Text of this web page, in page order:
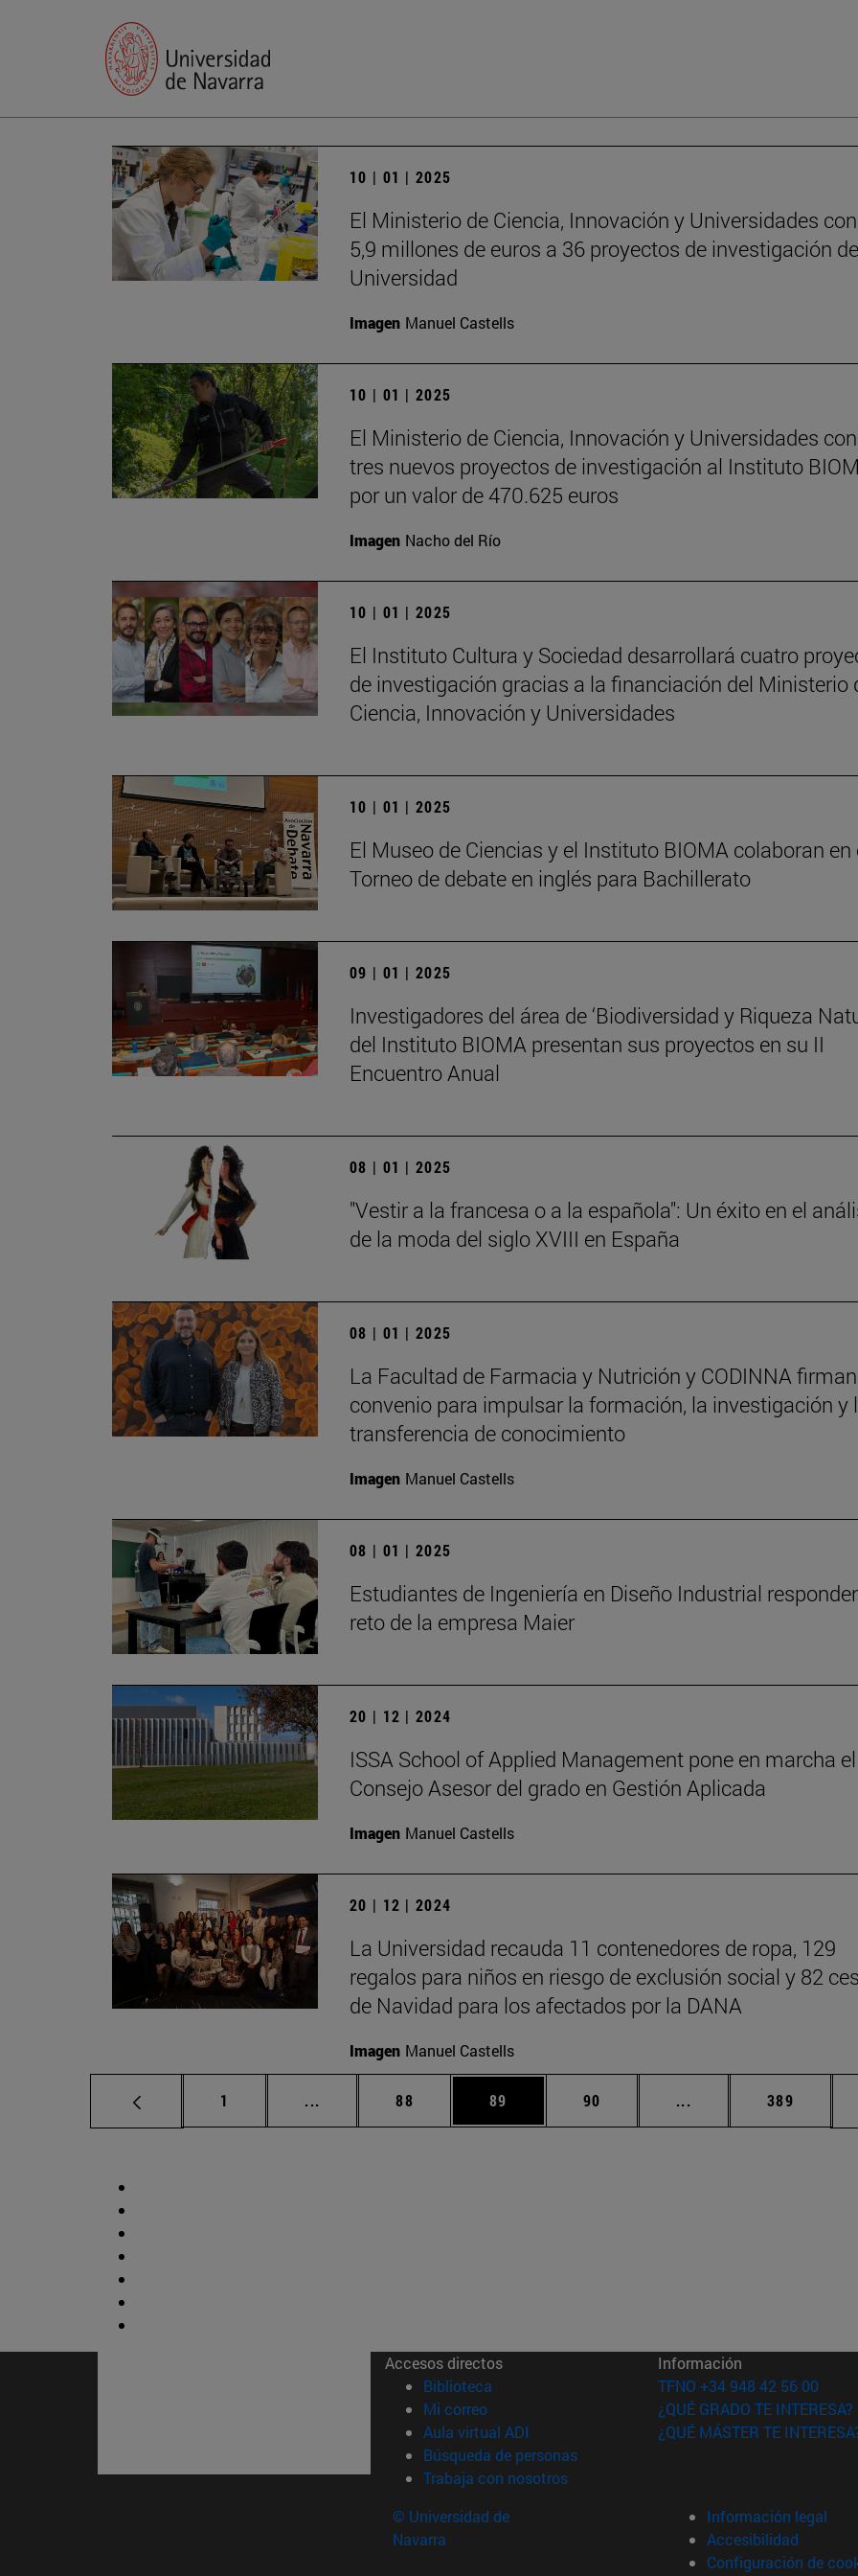
10 | 01 | 2025
El Ministerio de Ciencia, Innovación y Universidades
5,9 millones de euros a 36 proyectos de investigación
Universidad
Imagen Manuel Castells
10 | 01 | 2025
El Ministerio de Ciencia, Innovación y Universidades
tres nuevos proyectos de investigación al Instituto
por un valor de 470.625 euros
Imagen Nacho del Río
10 | 01 | 2025
El Instituto Cultura y Sociedad desarrollará cuatro
de investigación gracias a la financiación del Ministerio
Ciencia, Innovación y Universidades
10 | 01 | 2025
El Museo de Ciencias y el Instituto BIOMA colaboran en
Torneo de debate en inglés para Bachillerato
09 | 01 | 2025
Investigadores del área de ‘Biodiversidad y Riqueza
del Instituto BIOMA presentan sus proyectos en su II
Encuentro Anual
08 | 01 | 2025
"Vestir a la francesa o a la española": Un éxito en el
de la moda del siglo XVIII en España
08 | 01 | 2025
La Facultad de Farmacia y Nutrición y CODINNA
convenio para impulsar la formación, la investigación y
transferencia de conocimiento
Imagen Manuel Castells
08 | 01 | 2025
Estudiantes de Ingeniería en Diseño Industrial
reto de la empresa Maier
20 | 12 | 2024
ISSA School of Applied Management pone en marcha el
Consejo Asesor del grado en Gestión Aplicada
Imagen Manuel Castells
20 | 12 | 2024
La Universidad recauda 11 contenedores de ropa, 129
regalos para niños en riesgo de exclusión social y 82
de Navidad para los afectados por la DANA
Imagen Manuel Castells
Página
1 ... Páginas intermedias Use TAB para desplazarse.
Página
88 Página
89 Página
90 ... Páginas intermedias
Página
389
Accesos directos
Biblioteca (abre en nueva ventana)
Mi correo(abre en nueva ventana)
Aula virtual ADI (abre en nueva ventana)
Búsqueda de personas(abre en nueva ventana)
Trabaja con nosotros(abre en nueva ventana)
Información
TFNO +34 948 42 56 00
¿QUÉ GRADO TE INTERESA?
¿QUÉ MÁSTER TE
© Universidad de
Navarra
Información legal
Accesibilidad
Configuración de